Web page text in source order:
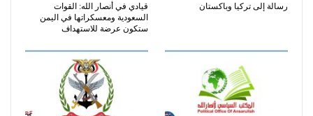
رسالة إلى تركيا وباكستان
قيادي في أنصار الله: القوات
السعودية ومعسكراتها في اليمن
ستكون عرضة للاستهداف